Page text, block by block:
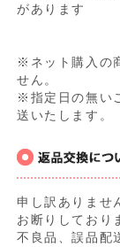
があります
※ネット購入の
せん。
※指定日の無い
送いたします。
申し訳ありませ
お断りしており
不良品、誤品配